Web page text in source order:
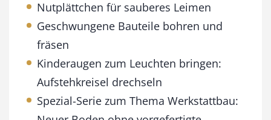
Nutplättchen für sauberes Leimen
Geschwungene Bauteile bohren und
fräsen
Kinderaugen zum Leuchten bringen:
Aufstehkreisel drechseln
Spezial-Serie zum Thema Werkstattbau: